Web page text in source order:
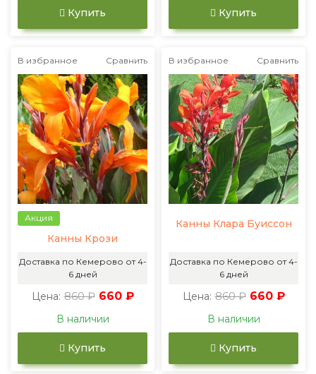
Купить Купить
В избранное Сравнить
Акция
Канны Крози
Доставка по Кемерово от 4-
6 дней
Цена: 860 ₽ 660 ₽
В наличии
Купить
В избранное Сравнить
Канны Клара Буиссон
Доставка по Кемерово от 4-
6 дней
Цена: 860 ₽ 660 ₽
В наличии
Купить